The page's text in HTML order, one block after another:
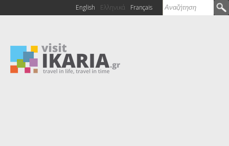
Φόρμα
Αναζήτηση
English Ελληνικά Français